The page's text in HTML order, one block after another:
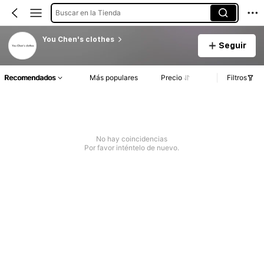
Buscar en la Tienda
You Chen's clothes
Seguir
Recomendados Más populares Precio Filtros
No hay coincidencias
Por favor inténtelo de nuevo.